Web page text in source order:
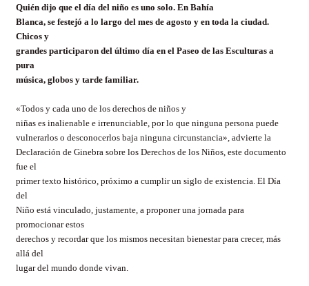
Quién dijo que el día del niño es uno solo. En Bahía
Blanca, se festejó a lo largo del mes de agosto y en toda la ciudad.
Chicos y
grandes participaron del último día en el Paseo de las Esculturas a
pura
música, globos y tarde familiar.
«Todos y cada uno de los derechos de niños y
niñas es inalienable e irrenunciable, por lo que ninguna persona puede
vulnerarlos o desconocerlos baja ninguna circunstancia», advierte la
Declaración de Ginebra sobre los Derechos de los Niños, este documento
fue el
primer texto histórico, próximo a cumplir un siglo de existencia. El Día
del
Niño está vinculado, justamente, a proponer una jornada para
promocionar estos
derechos y recordar que los mismos necesitan bienestar para crecer, más
allá del
lugar del mundo donde vivan.